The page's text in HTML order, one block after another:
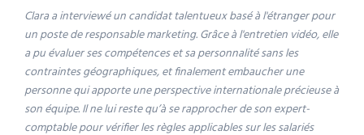
Clara a interviewé un candidat talentueux basé à l'étranger pour
un poste de responsable marketing. Grâce à l'entretien vidéo, elle
a pu évaluer ses compétences et sa personnalité sans les
contraintes géographiques, et finalement embaucher une
personne qui apporte une perspective internationale précieuse à
son équipe. Il ne lui reste qu’à se rapprocher de son expert-
comptable pour vérifier les règles applicables sur les salariés